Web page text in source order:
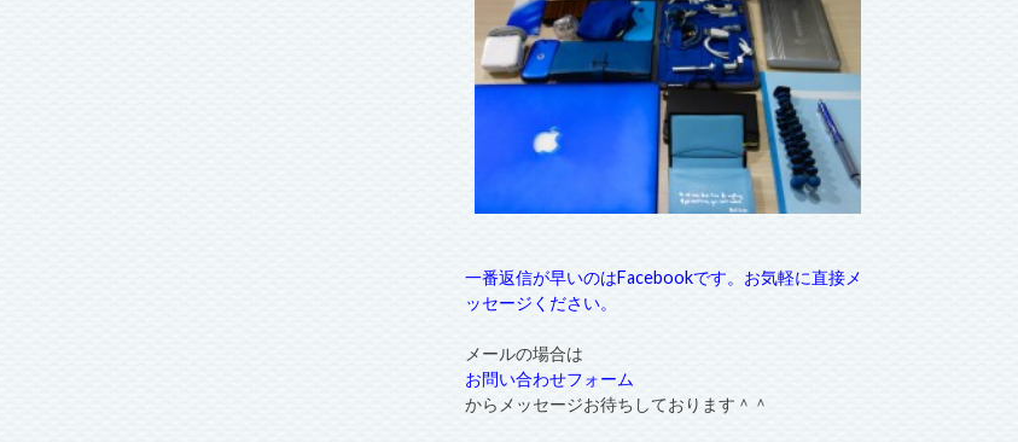
一番返信が早いのはFacebookです。お気軽に直接メ
ッセージください。
メールの場合は
お問い合わせフォーム
からメッセージお待ちしております＾＾